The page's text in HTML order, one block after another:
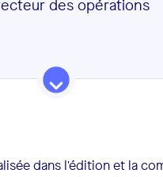
des opérations
dans l'édition et la